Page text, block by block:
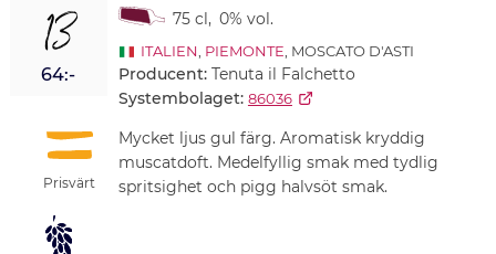
13
64:-
Prisvärt
75 cl, 0% vol.
ITALIEN PIEMONTE , MOSCATO D'ASTI
Producent: Tenuta il Falchetto
Systembolaget: 86036
Mycket ljus gul färg. Aromatisk kryddig
muscatdoft. Medelfyllig smak med tydlig
spritsighet och pigg halvsöt smak.